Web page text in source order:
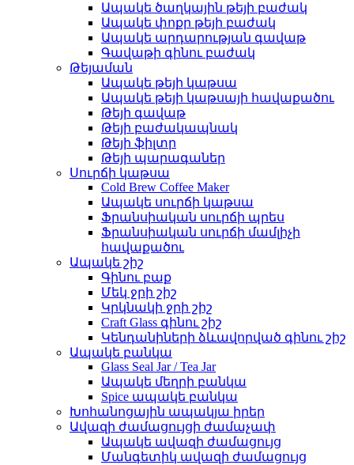
Ապակե ծաղկային թեյի բաժակ
Ապակե փոքր թեյի բաժակ
Ապակե արդարության գավաթ
Գավաթի գինու բաժակ
Թեյաման
Ապակե թեյի կաթսա
Ապակե թեյի կաթսայի հավաքածու
Թեյի գավաթ
Թեյի բաժակապնակ
Թեյի ֆիլտր
Թեյի պարագաներ
Սուրճի կաթսա
Cold Brew Coffee Maker
Ապակե սուրճի կաթսա
Ֆրանսիական սուրճի պրես
Ֆրանսիական սուրճի մամլիչի
հավաքածու
Ապակե շիշ
Գինու բաք
Մեկ ջրի շիշ
Կրկնակի ջրի շիշ
Craft Glass գինու շիշ
Կենդանիների ձևավորված գինու շիշ
Ապակե բանկա
Glass Seal Jar / Tea Jar
Ապակե մեղրի բանկա
Spice ապակե բանկա
Խոհանոցային ապակյա իրեր
Ավազի ժամացույցի ժամաչափ
Ապակե ավազի ժամացույց
Մանգետիկ ավազի ժամացույց